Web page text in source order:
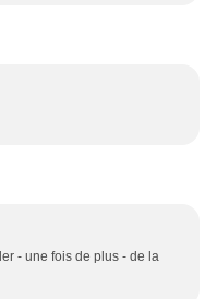
- une fois de plus - de la